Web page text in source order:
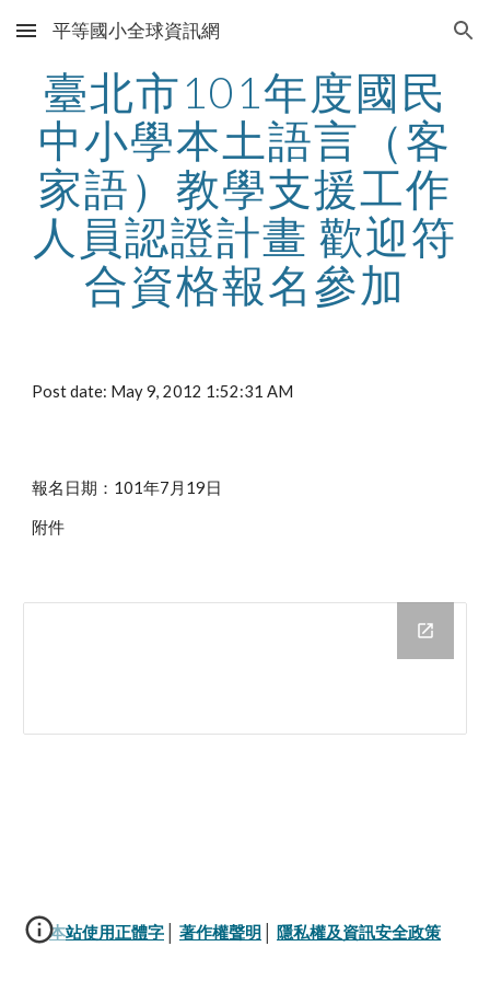
Skip to main content Skip to navigation
平等國小全球資訊網
臺北市101年度國民
中小學本土語言（客
家語）教學支援工作
人員認證計畫 歡迎符
合資格報名參加
Post date: May 9, 2012 1:52:31 AM
報名日期：101年7月19日
附件
本站使用正體字 著作權聲明 隱私權及資訊安全政策